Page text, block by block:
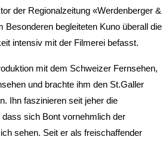
der Regionalzeitung «Werdenberger &
begleiteten Kuno überall die
intensiv mit der Filmerei befasst.
mit dem Schweizer Fernsehen,
und brachte ihm den St.Galler
Ihn faszinieren seit jeher die
sich Bont vornehmlich der
sehen. Seit er als freischaffender